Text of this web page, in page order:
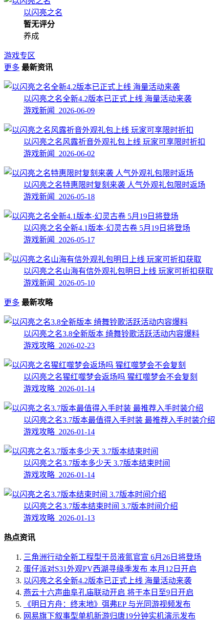
以闪亮之名
暂无评分
养成
游戏专区
更多 最新资讯
以闪亮之名全新4.2版本已正式上线 海量活动来袭
游戏新闻 2026-06-09
以闪亮之名风露祈音外观礼包上线 玩家可享限时折扣
游戏新闻 2026-06-02
以闪亮之名特惠限时复刻来袭 人气外观礼包限时返场
游戏新闻 2026-05-18
以闪亮之名全新4.1版本·幻灵古卷 5月19日将登场
游戏新闻 2026-05-17
以闪亮之名山海有信外观礼包明日上线 玩家可折扣获取
游戏新闻 2026-05-10
更多 最新攻略
以闪亮之名3.8全新版本 绮舞铃歌活跃活动内容爆料
游戏攻略 2026-02-23
以闪亮之名猩红噬梦会返场吗 猩红噬梦会不会复刻
游戏攻略 2026-01-14
以闪亮之名3.7版本最值得入手时装 最推荐入手时装介绍
游戏攻略 2026-01-14
以闪亮之名3.7版本多少天 3.7版本结束时间
游戏攻略 2026-01-14
以闪亮之名3.7版本结束时间 3.7版本时间介绍
游戏攻略 2026-01-13
热点资讯
三角洲行动全新工程型干员液氮官宣 6月26日将登场
蛋仔派对S31外观PV西湖寻缘季发布 本月12日开启
以闪亮之名全新4.2版本已正式上线 海量活动来袭
燕云十六声曲阜孔庙联动开启 将于本日至9日开启
《明日方舟：终末地》弭弗EP 与光同游视频发布
网易旗下叙事型单机新游归唐19分钟实机演示发布